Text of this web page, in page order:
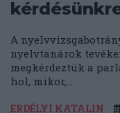
A
nyelvtanárok
megkérdeztük a
hol, mikor,...
ERDÉLYI KATALIN